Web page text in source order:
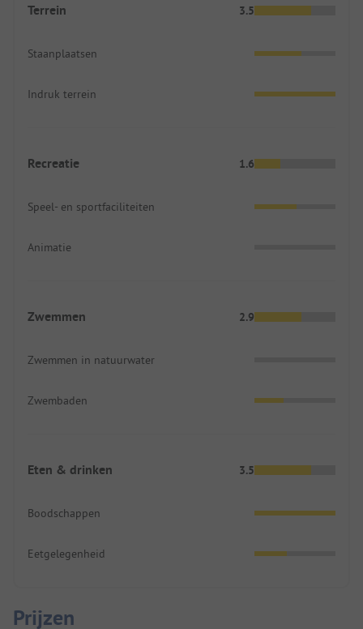
Terrein 3.5
Staanplaatsen
Indruk terrein
Recreatie 1.6
Speel- en sportfaciliteiten
Animatie
Zwemmen 2.9
Zwemmen in natuurwater
Zwembaden
Eten & drinken 3.5
Boodschappen
Eetgelegenheid
Prijzen